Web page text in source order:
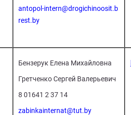
antopol-intern@drogichinoosit.b
rest.by
Бензерук Елена Михайловна
Гретченко Сергей Валерьевич
8 01641 2 37 14
zabinkainternat@tut.by